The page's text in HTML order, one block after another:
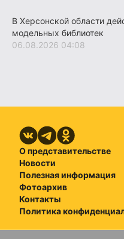
В Херсонской области
модельных библиотек
06.08.2026 04:08
О представительстве
Новости
Полезная информация
Фотоархив
Контакты
Политика